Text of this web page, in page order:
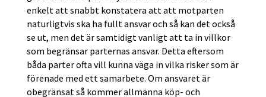
enkelt att snabbt konstatera att att motparten
naturligtvis ska ha fullt ansvar och så kan det också
se ut, men det är samtidigt vanligt att ta in villkor
som begränsar parternas ansvar. Detta eftersom
båda parter ofta vill kunna väga in vilka risker som är
förenade med ett samarbete. Om ansvaret är
obegränsat så kommer allmänna köp- och